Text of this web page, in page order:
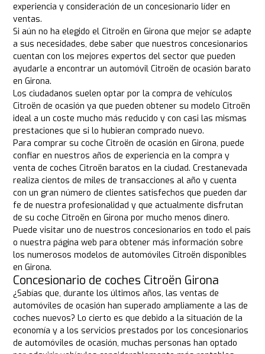
experiencia y consideración de un concesionario líder en
ventas.
Si aún no ha elegido el Citroën en Girona que mejor se adapte
a sus necesidades, debe saber que nuestros concesionarios
cuentan con los mejores expertos del sector que pueden
ayudarle a encontrar un automóvil Citroën de ocasión barato
en Girona.
Los ciudadanos suelen optar por la compra de vehículos
Citroën de ocasión ya que pueden obtener su modelo Citroën
ideal a un coste mucho más reducido y con casi las mismas
prestaciones que si lo hubieran comprado nuevo.
Para comprar su coche Citroën de ocasión en Girona, puede
confiar en nuestros años de experiencia en la compra y
venta de coches Citroën baratos en la ciudad. Crestanevada
realiza cientos de miles de transacciones al año y cuenta
con un gran número de clientes satisfechos que pueden dar
fe de nuestra profesionalidad y que actualmente disfrutan
de su coche Citroën en Girona por mucho menos dinero.
Puede visitar uno de nuestros concesionarios en todo el país
o nuestra página web para obtener más información sobre
los numerosos modelos de automóviles Citroën disponibles
en Girona.
Concesionario de coches Citroën Girona
¿Sabías que, durante los últimos años, las ventas de
automóviles de ocasión han superado ampliamente a las de
coches nuevos? Lo cierto es que debido a la situación de la
economía y a los servicios prestados por los concesionarios
de automóviles de ocasión, muchas personas han optado